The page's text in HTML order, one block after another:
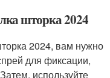
шторка 2024
2024, вам нужно
для фиксации,
используйте